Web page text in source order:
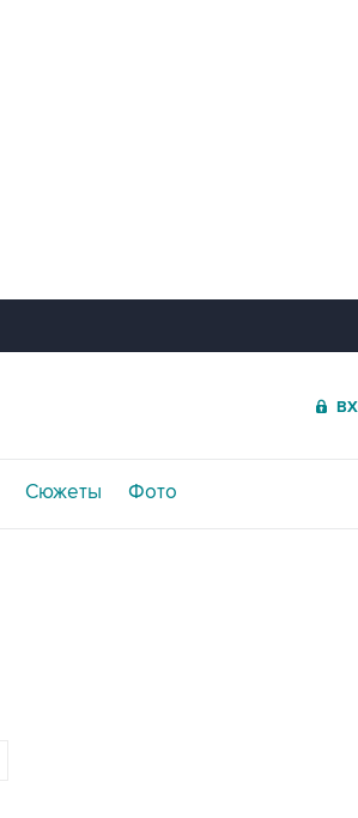
Сюжеты Фото